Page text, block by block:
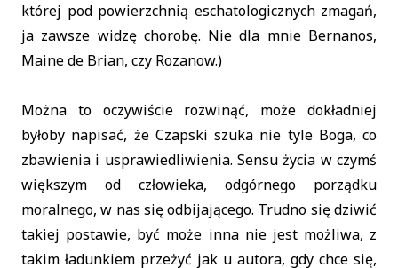
której pod powierzchnią eschatologicznych zmagań,
ja zawsze widzę chorobę. Nie dla mnie Bernanos,
Maine de Brian, czy Rozanow.)
Można to oczywiście rozwinąć, może dokładniej
byłoby napisać, że Czapski szuka nie tyle Boga, co
zbawienia i usprawiedliwienia. Sensu życia w czymś
większym od człowieka, odgórnego porządku
moralnego, w nas się odbijającego. Trudno się dziwić
takiej postawie, być może inna nie jest możliwa, z
takim ładunkiem przeżyć jak u autora, gdy chce się,